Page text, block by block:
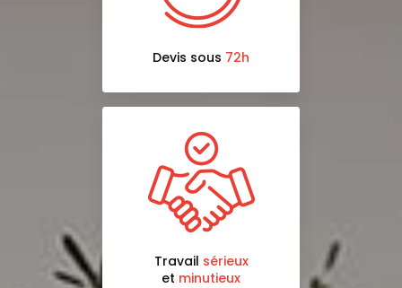
Devis sous 72h
Travail sérieux
et minutieux